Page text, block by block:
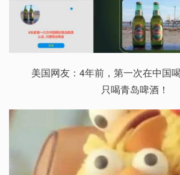
美国网友：4年前，第一次在中国
只喝青岛啤酒！